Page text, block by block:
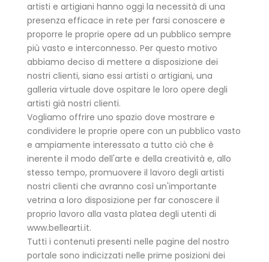
artisti e artigiani hanno oggi la necessità di una
presenza efficace in rete per farsi conoscere e
proporre le proprie opere ad un pubblico sempre
più vasto e interconnesso. Per questo motivo
abbiamo deciso di mettere a disposizione dei
nostri clienti, siano essi artisti o artigiani, una
galleria virtuale dove ospitare le loro opere degli
artisti già nostri clienti.
Vogliamo offrire uno spazio dove mostrare e
condividere le proprie opere con un pubblico vasto
e ampiamente interessato a tutto ciò che è
inerente il modo dell'arte e della creatività e, allo
stesso tempo, promuovere il lavoro degli artisti
nostri clienti che avranno così un'importante
vetrina a loro disposizione per far conoscere il
proprio lavoro alla vasta platea degli utenti di
www.bellearti.it.
Tutti i contenuti presenti nelle pagine del nostro
portale sono indicizzati nelle prime posizioni dei